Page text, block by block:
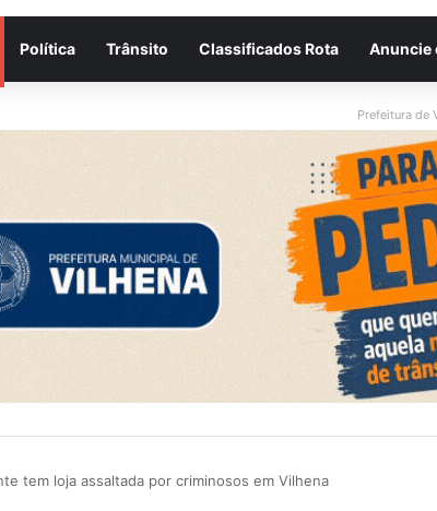
Política Trânsito Classificados Rota Anuncie
Prefeitura de
tem loja assaltada por criminosos em Vilhena